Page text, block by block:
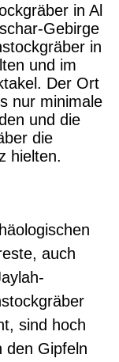
in Al
Gebirge
in
und im
Der Ort
nur minimale
und die
die
hielten.
auch
sind hoch
den Gipfeln